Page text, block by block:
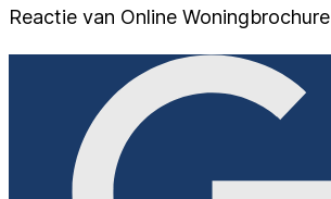
Reactie van Online Woningbrochure